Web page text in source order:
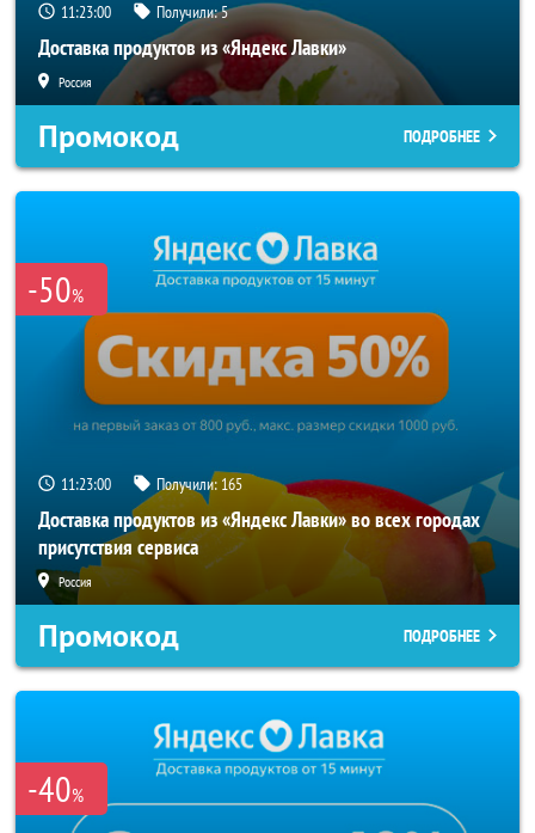
11:23:00 Получили:5
Доставка продуктов из «Яндекс Лавки»
Россия
Промокод ПОДРОБНЕЕ
-50%
11:23:00 Получили: 165
Доставка продуктов из «Яндекс Лавки» во всех городах
присутствия сервиса
Россия
Промокод ПОДРОБНЕЕ
-40%